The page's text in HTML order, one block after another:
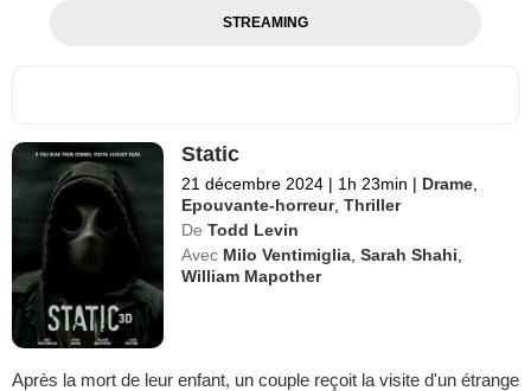
STREAMING
Static
21 décembre 2024 | 1h 23min | Drame
Epouvante-horreur,Thriller
De Todd Levin
Avec Milo Ventimiglia ,Sarah Shahi
William Mapother
Après la mort de leur enfant, un couple reçoit la visite d'un étrange